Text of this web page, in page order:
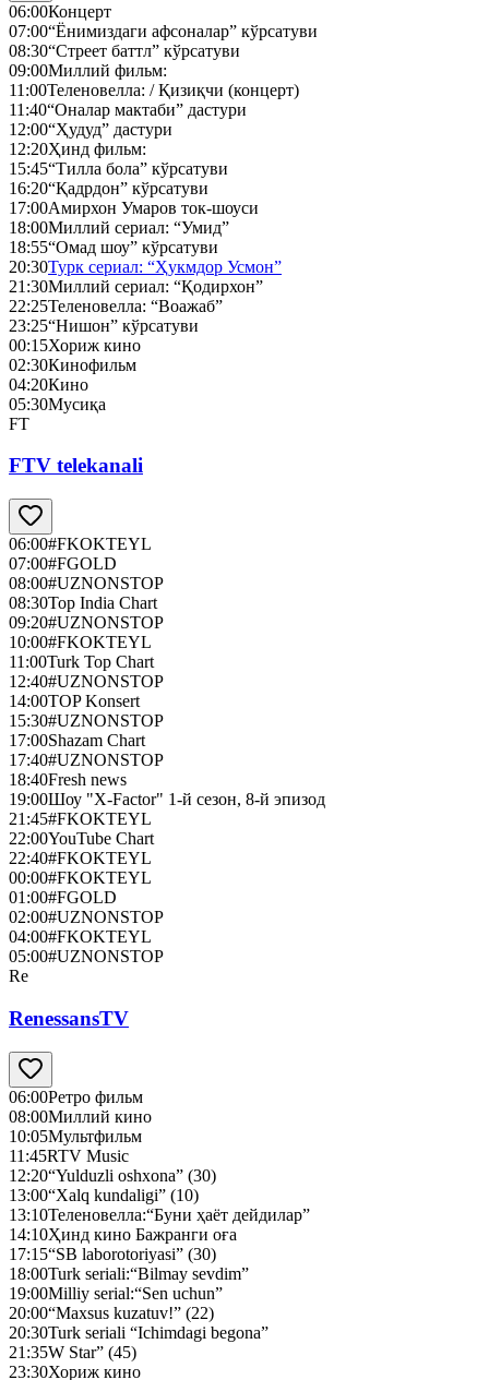
06:00Концерт
07:00“Ёнимиздаги афсоналар” кўрсатуви
08:30“Стреет баттл” кўрсатуви
09:00Миллий фильм:
11:00Теленовелла: / Қизиқчи (концерт)
11:40“Оналар мактаби” дастури
12:00“Ҳудуд” дастури
12:20Ҳинд фильм:
15:45“Тилла бола” кўрсатуви
16:20“Қадрдон” кўрсатуви
17:00Амирхон Умаров ток-шоуси
18:00Миллий сериал: “Умид”
18:55“Омад шоу” кўрсатуви
20:30Турк сериал: “Ҳукмдор Усмон”
21:30Миллий сериал: “Қодирхон”
22:25Теленовелла: “Воажаб”
23:25“Нишон” кўрсатуви
00:15Хориж кино
02:30Кинофильм
04:20Кино
05:30Мусиқа
FT
FTV telekanali
06:00#FKOKTEYL
07:00#FGOLD
08:00#UZNONSTOP
08:30Top India Chart
09:20#UZNONSTOP
10:00#FKOKTEYL
11:00Turk Top Chart
12:40#UZNONSTOP
14:00TOP Konsert
15:30#UZNONSTOP
17:00Shazam Chart
17:40#UZNONSTOP
18:40Fresh news
19:00Шоу "X-Factor" 1-й сезон, 8-й эпизод
21:45#FKOKTEYL
22:00YouTube Chart
22:40#FKOKTEYL
00:00#FKOKTEYL
01:00#FGOLD
02:00#UZNONSTOP
04:00#FKOKTEYL
05:00#UZNONSTOP
Re
RenessansTV
06:00Ретро фильм
08:00Миллий кино
10:05Мультфильм
11:45RTV Music
12:20“Yulduzli oshxona” (30)
13:00“Xalq kundaligi” (10)
13:10Теленовелла:“Буни ҳаёт дейдилар”
14:10Ҳинд кино Бажранги оға
17:15“SB laborotoriyasi” (30)
18:00Turk seriali:“Bilmay sevdim”
19:00Milliy serial:“Sen uchun”
20:00“Maxsus kuzatuv!” (22)
20:30Turk seriali “Ichimdagi begona”
21:35W Star” (45)
23:30Хориж кино